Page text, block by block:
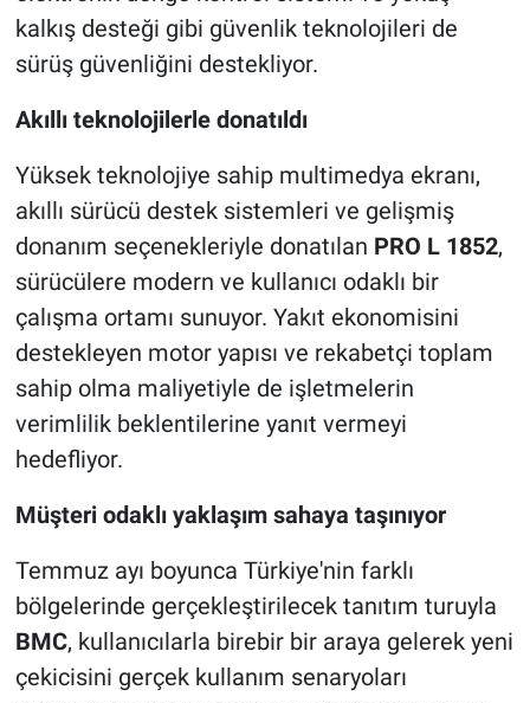
kalkış desteği gibi güvenlik teknolojileri de
sürüş güvenliğini destekliyor.
Akıllı teknolojilerle donatıldı
Yüksek teknolojiye sahip multimedya ekranı,
akıllı sürücü destek sistemleri ve gelişmiş
donanım seçenekleriyle donatılan PRO L 1852,
sürücülere modern ve kullanıcı odaklı bir
çalışma ortamı sunuyor. Yakıt ekonomisini
destekleyen motor yapısı ve rekabetçi toplam
sahip olma maliyetiyle de işletmelerin
verimlilik beklentilerine yanıt vermeyi
hedefliyor.
Müşteri odaklı yaklaşım sahaya taşınıyor
Temmuz ayı boyunca Türkiye'nin farklı
bölgelerinde gerçekleştirilecek tanıtım turuyla
BMC, kullanıcılarla birebir bir araya gelerek yeni
çekicisini gerçek kullanım senaryoları